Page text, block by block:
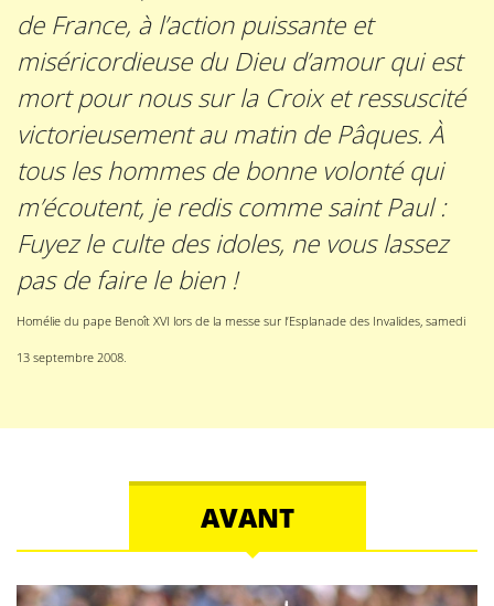
de France, à l’action puissante et
miséricordieuse du Dieu d’amour qui est
mort pour nous sur la Croix et ressuscité
victorieusement au matin de Pâques. À
tous les hommes de bonne volonté qui
m’écoutent, je redis comme saint Paul :
Fuyez le culte des idoles, ne vous lassez
pas de faire le bien !
Homélie du pape Benoît XVI lors de la messe sur l’Esplanade des Invalides, samedi
13 septembre 2008.
AVANT